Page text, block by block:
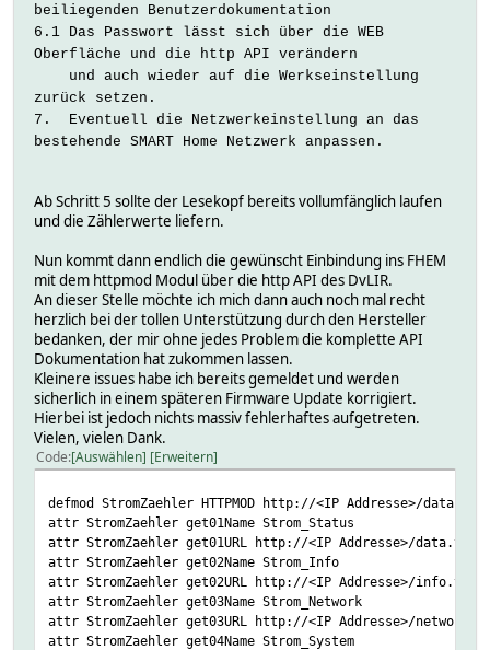
beiliegenden Benutzerdokumentation
6.1 Das Passwort lässt sich über die WEB
Oberfläche und die http API verändern
und auch wieder auf die Werkseinstellung
zurück setzen.
7. Eventuell die Netzwerkeinstellung an das
bestehende SMART Home Netzwerk anpassen.
Ab Schritt 5 sollte der Lesekopf bereits vollumfänglich laufen
und die Zählerwerte liefern.
Nun kommt dann endlich die gewünscht Einbindung ins FHEM
mit dem httpmod Modul über die http API des DvLIR.
An dieser Stelle möchte ich mich dann auch noch mal recht
herzlich bei der tollen Unterstützung durch den Hersteller
bedanken, der mir ohne jedes Problem die komplette API
Dokumentation hat zukommen lassen.
Kleinere issues habe ich bereits gemeldet und werden
sicherlich in einem späteren Firmware Update korrigiert.
Hierbei ist jedoch nichts massiv fehlerhaftes aufgetreten.
Vielen, vielen Dank.
Code Auswählen Erweitern
defmod StromZaehler HTTPMOD http://<IP Addresse>/
attr StromZaehler get01Name Strom_Status
attr StromZaehler get01URL http://<IP Addresse>/
attr StromZaehler get02Name Strom_Info
attr StromZaehler get02URL http://<IP Addresse>/
attr StromZaehler get03Name Strom_Network
attr StromZaehler get03URL http://<IP Addresse>/
attr StromZaehler get04Name Strom_System